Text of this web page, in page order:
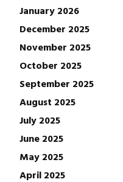
January 2026
December 2025
November 2025
October 2025
September 2025
August 2025
July 2025
June 2025
May 2025
April 2025